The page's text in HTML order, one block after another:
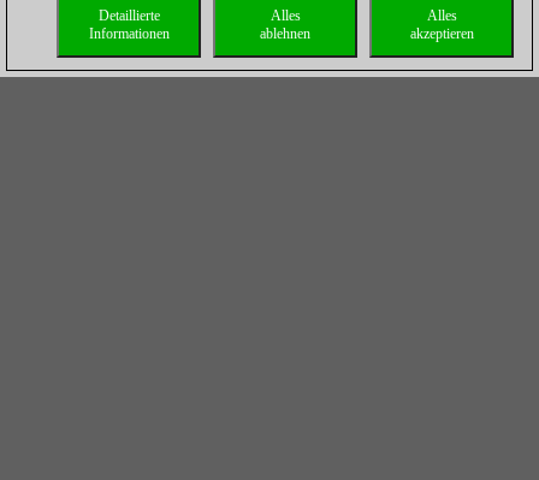
Alles
akzeptieren
Alles
ablehnen
Detaillierte
Informationen